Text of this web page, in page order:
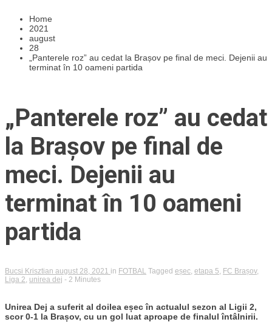
Home
2021
august
28
„Panterele roz” au cedat la Brașov pe final de meci. Dejenii au
terminat în 10 oameni partida
„Panterele roz” au cedat
la Brașov pe final de
meci. Dejenii au
terminat în 10 oameni
partida
Bucsi Krisztian august 28, 2021 in FOTBAL Tagged eșec etapa 5 FC Brașov,
Liga 2 unirea dej - 2 Minutes
Unirea Dej a suferit al doilea eșec în actualul sezon al Ligii 2,
scor 0-1 la Brașov, cu un gol luat aproape de finalul întâlnirii.